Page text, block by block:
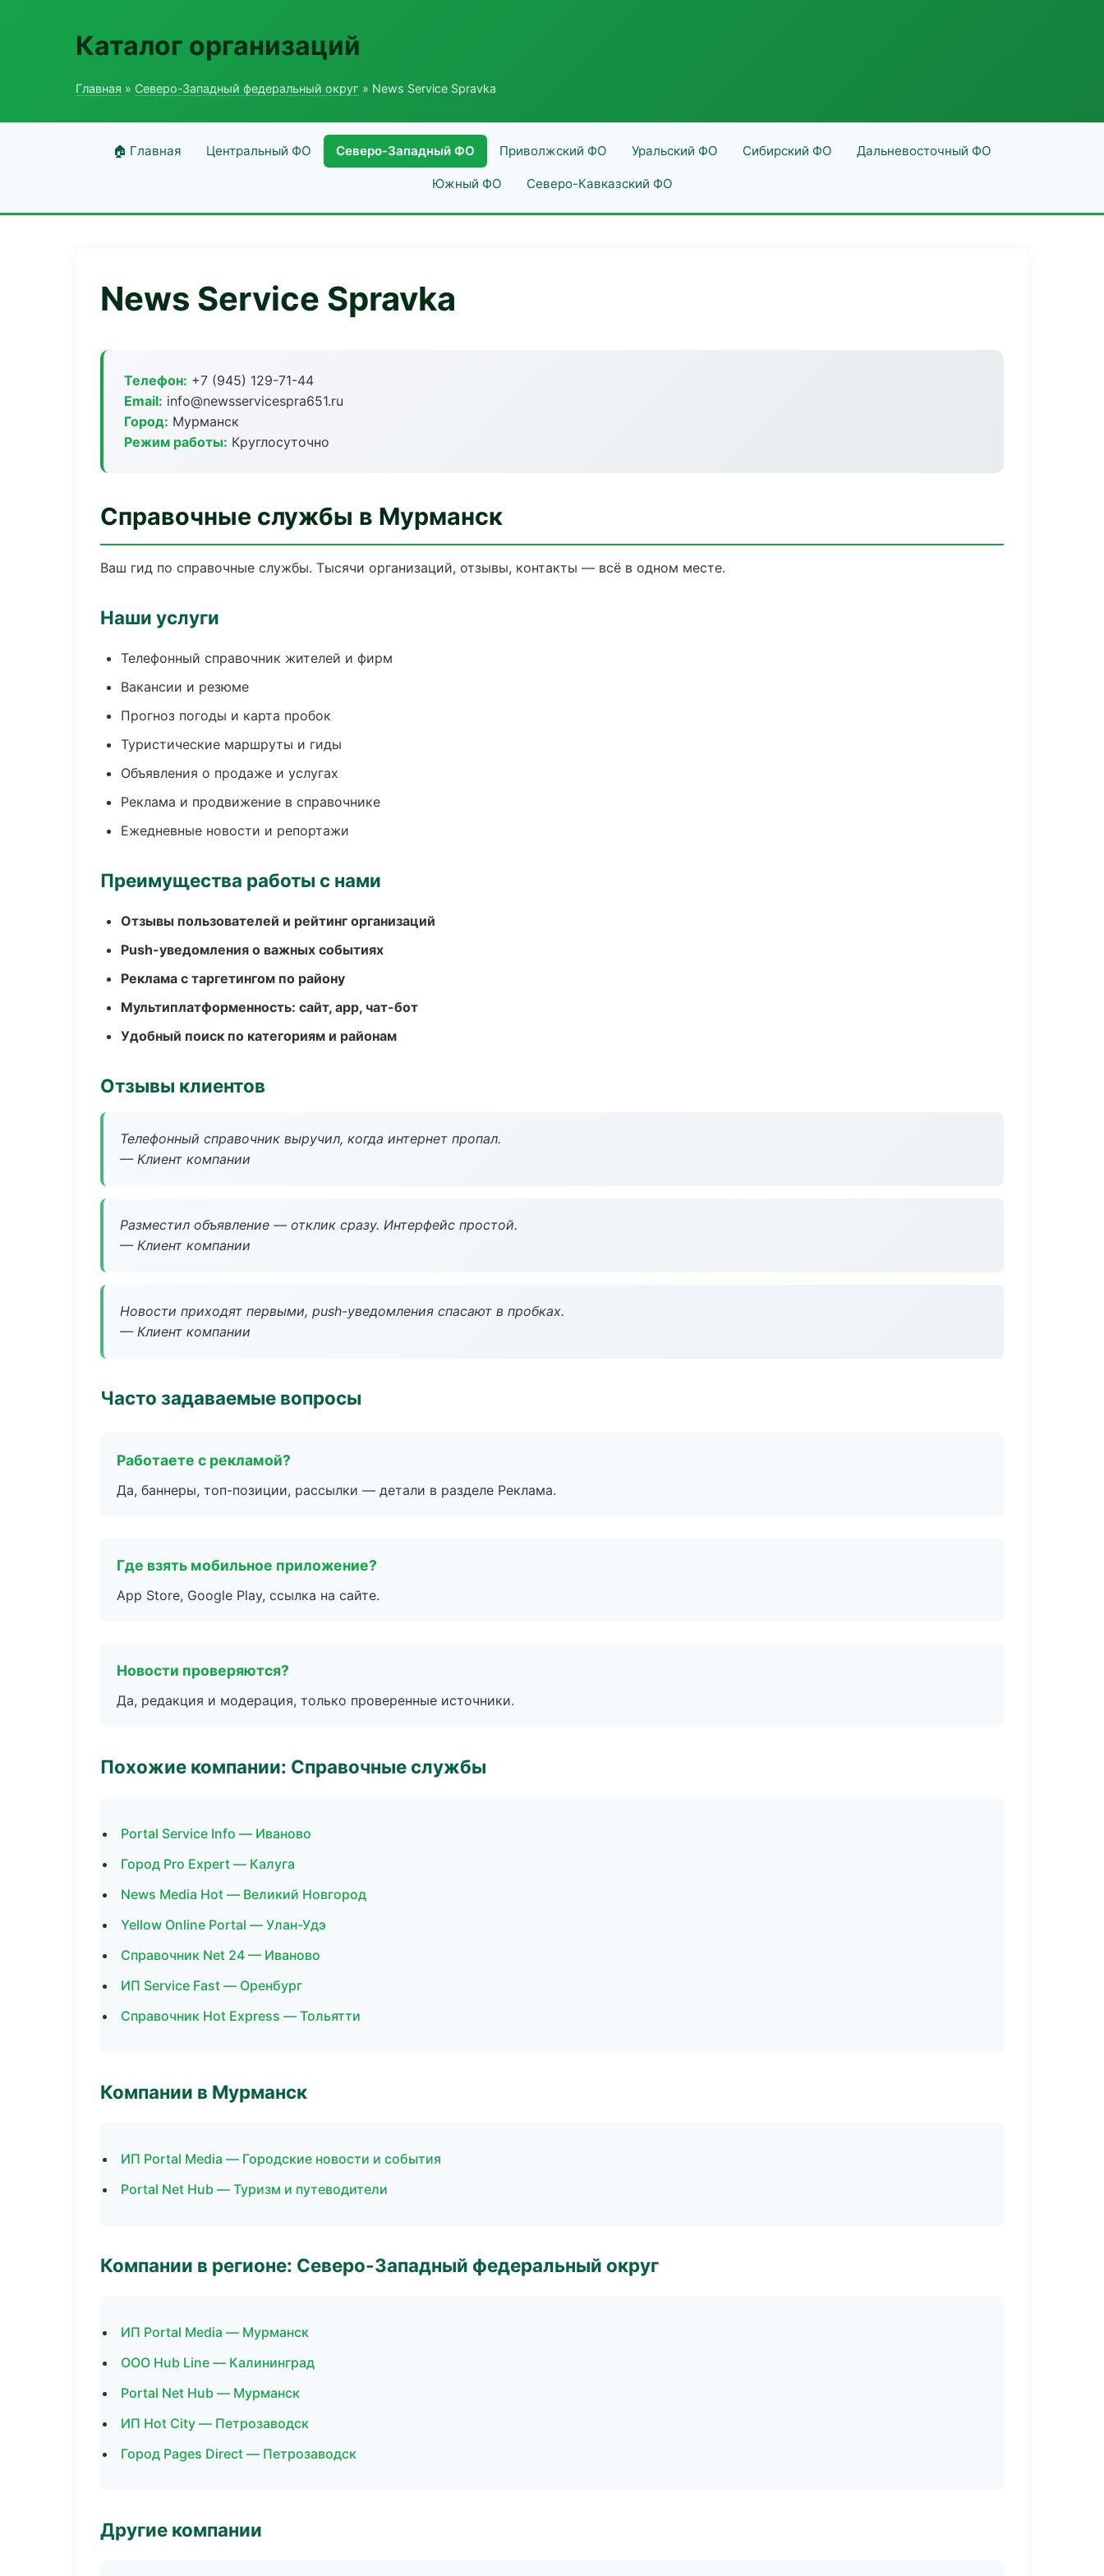
Каталог организаций
Главная » Северо-Западный федеральный округ » News Service Spravka
🏠 Главная Центральный ФО Северо-Западный ФО Приволжский ФО Уральский ФО Сибирский ФО Дальневосточный ФО
Южный ФО Северо-Кавказский ФО
News Service Spravka
Телефон: +7 (945) 129-71-44
Email: info@newsservicespra651.ru
Город: Мурманск
Режим работы: Круглосуточно
Справочные службы в Мурманск
Ваш гид по справочные службы. Тысячи организаций, отзывы, контакты — всё в одном месте.
Наши услуги
Телефонный справочник жителей и фирм
Вакансии и резюме
Прогноз погоды и карта пробок
Туристические маршруты и гиды
Объявления о продаже и услугах
Реклама и продвижение в справочнике
Ежедневные новости и репортажи
Преимущества работы с нами
Отзывы пользователей и рейтинг организаций
Push-уведомления о важных событиях
Реклама с таргетингом по району
Мультиплатформенность: сайт, app, чат-бот
Удобный поиск по категориям и районам
Отзывы клиентов
Телефонный справочник выручил, когда интернет пропал.
— Клиент компании
Разместил объявление — отклик сразу. Интерфейс простой.
— Клиент компании
Новости приходят первыми, push-уведомления спасают в пробках.
— Клиент компании
Часто задаваемые вопросы
Работаете с рекламой?
Да, баннеры, топ-позиции, рассылки — детали в разделе Реклама.
Где взять мобильное приложение?
App Store, Google Play, ссылка на сайте.
Новости проверяются?
Да, редакция и модерация, только проверенные источники.
Похожие компании: Справочные службы
Portal Service Info — Иваново
Город Pro Expert — Калуга
News Media Hot — Великий Новгород
Yellow Online Portal — Улан-Удэ
Справочник Net 24 — Иваново
ИП Service Fast — Оренбург
Справочник Hot Express — Тольятти
Компании в Мурманск
ИП Portal Media — Городские новости и события
Portal Net Hub — Туризм и путеводители
Компании в регионе: Северо-Западный федеральный округ
ИП Portal Media — Мурманск
ООО Hub Line — Калининград
Portal Net Hub — Мурманск
ИП Hot City — Петрозаводск
Город Pages Direct — Петрозаводск
Другие компании